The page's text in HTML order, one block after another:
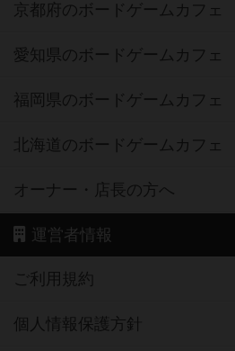
京都府のボードゲームカフェ
愛知県のボードゲームカフェ
福岡県のボードゲームカフェ
北海道のボードゲームカフェ
オーナー・店長の方へ
運営者情報
ご利用規約
個人情報保護方針